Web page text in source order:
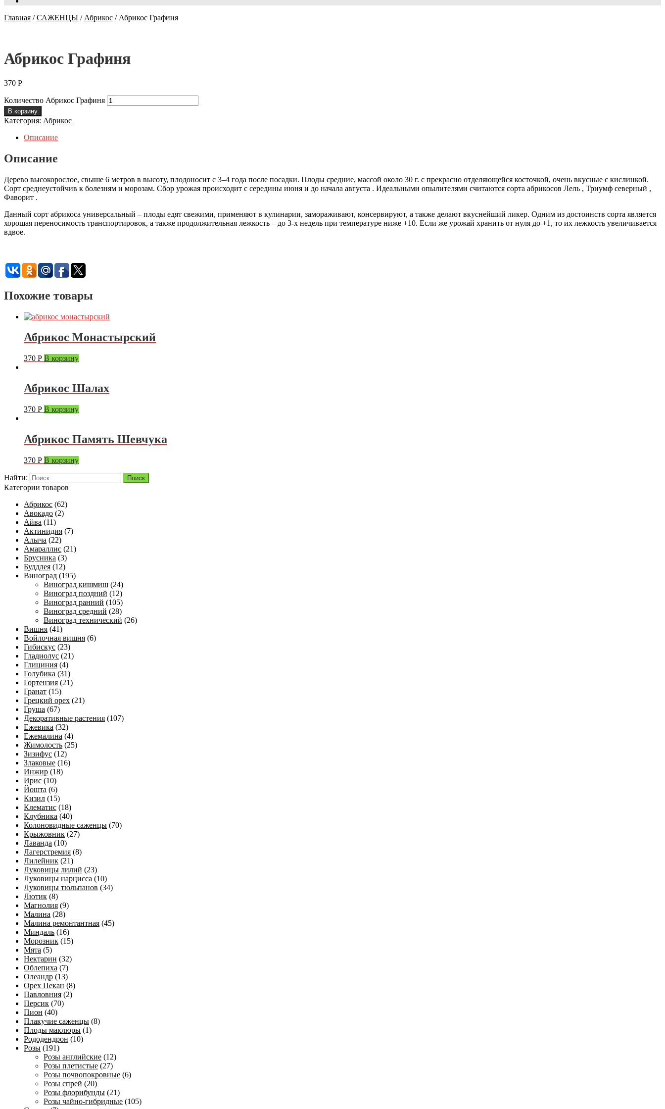
Главная /САЖЕНЦЫ / Абрикос / Абрикос Графиня
Абрикос Графиня
370 Р
Количество Абрикос Графиня
В корзину
Категория: Абрикос
Описание
Описание
Дерево высокорослое, свыше 6 метров в высоту, плодоносит с 3–4 года после посадки. Плоды средние, массой около 30 г. с прекрасно отделяющейся косточкой, очень вкусные с кислинкой.
Сорт среднеустойчив к болезням и морозам. Сбор урожая происходит с середины июня и до начала августа . Идеальными опылителями считаются сорта абрикосов Лель , Триумф северный ,
Фаворит .
Данный сорт абрикоса универсальный – плоды едят свежими, применяют в кулинарии, замораживают, консервируют, а также делают вкуснейший ликер. Одним из достоинств сорта является
хорошая переносимость транспортировок, а также продолжительная лежкость – до 3-х недель при температуре ниже +10. Если же урожай хранить от нуля до +1, то их лежкость увеличивается
вдвое.
Похожие товары
Абрикос Монастырский
370 Р В корзину
Абрикос Шалах
370 Р В корзину
Абрикос Память Шевчука
370 Р В корзину
Найти:
Категории товаров
Абрикос (62)
Авокадо (2)
Айва (11)
Актинидия (7)
Алыча (22)
Амараллис (21)
Брусника (3)
Буддлея (12)
Виноград (195)
Виноград кишмиш (24)
Виноград поздний (12)
Виноград ранний (105)
Виноград средний (28)
Виноград технический (26)
Вишня (41)
Войлочная вишня (6)
Гибискус (23)
Гладиолус (21)
Глициния (4)
Голубика (31)
Гортензия (21)
Гранат (15)
Грецкий орех (21)
Груша (67)
Декоративные растения (107)
Ежевика (32)
Ежемалина (4)
Жимолость (25)
Зизифус (12)
Злаковые (16)
Инжир (18)
Ирис (10)
Йошта (6)
Кизил (15)
Клематис (18)
Клубника (40)
Колоновидные саженцы (70)
Крыжовник (27)
Лаванда (10)
Лагерстремия (8)
Лилейник (21)
Луковицы лилий (23)
Луковицы нарцисса (10)
Луковицы тюльпанов (34)
Лютик (8)
Магнолия (9)
Малина (28)
Малина ремонтантная (45)
Миндаль (16)
Морозник (15)
Мята (5)
Нектарин (32)
Облепиха (7)
Олеандр (13)
Орех Пекан (8)
Павловния (2)
Персик (70)
Пион (40)
Плакучие саженцы (8)
Плоды маклюры (1)
Рододендрон (10)
Розы (191)
Розы английские (12)
Розы плетистые (27)
Розы почвопокровные (6)
Розы спрей (20)
Розы флорибунды (21)
Розы чайно-гибридные (105)